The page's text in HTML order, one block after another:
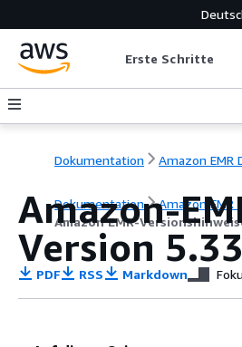
Erste Schritte
Dokumentation Amazon EMR
Dokumentation
Amazon EMR
Amazon EMR-
Amazon-
Version
PDF RSS Markdown